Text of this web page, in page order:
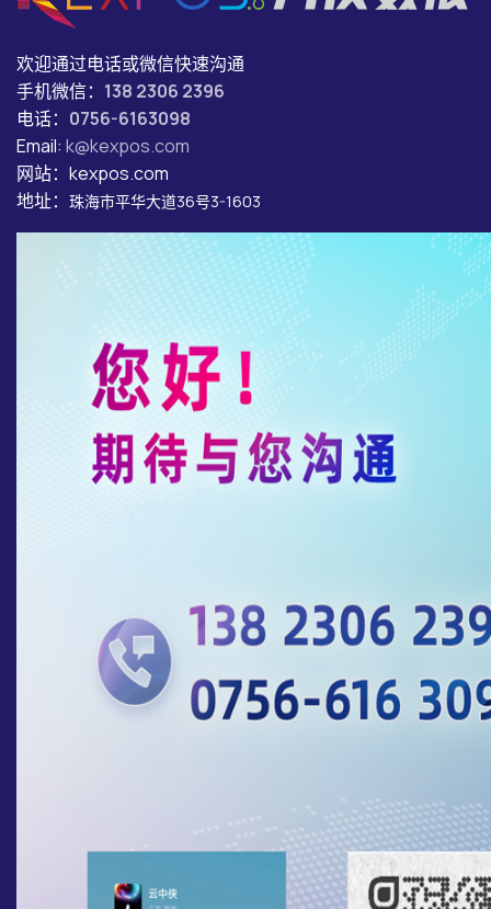
欢迎通过电话或微信快速沟通
手机微信： 138 2306 2396
电话： 0756-6163098
Email: k@kexpos.com
网站：kexpos.com
地址： 珠海市平华大道36号3-1603